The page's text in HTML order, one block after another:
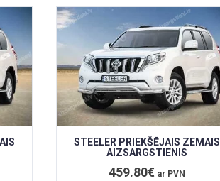
STEELER PRIEKŠĒJAIS ZEMAIS
AIZSARGSTIENIS
459.80€ar PVN